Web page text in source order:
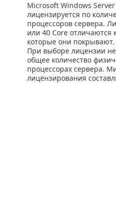
Microsoft Windows
лицензируется по
процессоров сервера.
или 40 Core отличаются
которые они покрывают.
При выборе лицензии
общее количество
процессорах сервера.
лицензирования